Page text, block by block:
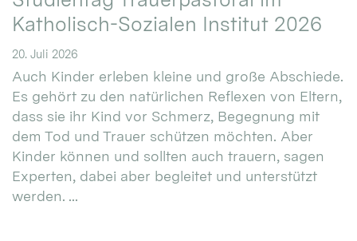
Katholisch-Sozialen Institut 2026
20. Juli 2026
Auch Kinder erleben kleine und große Abschiede.
Es gehört zu den natürlichen Reflexen von Eltern,
dass sie ihr Kind vor Schmerz, Begegnung mit
dem Tod und Trauer schützen möchten. Aber
Kinder können und sollten auch trauern, sagen
Experten, dabei aber begleitet und unterstützt
werden. ...